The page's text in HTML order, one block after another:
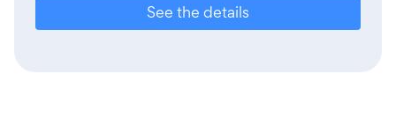
See the details